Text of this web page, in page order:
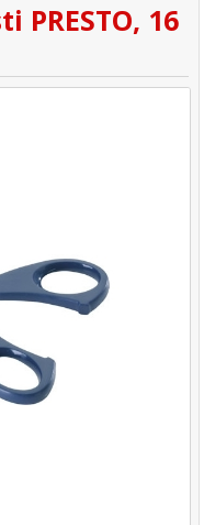
PRESTO, 16